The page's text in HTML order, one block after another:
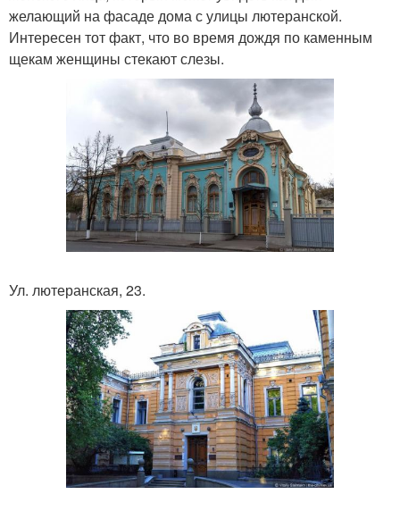
желающий на фасаде дома с улицы лютеранской.
Интересен тот факт, что во время дождя по каменным
щекам женщины стекают слезы.
Ул. лютеранская, 23.